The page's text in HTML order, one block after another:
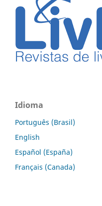
Idioma
Português (Brasil)
English
Español (España)
Français (Canada)